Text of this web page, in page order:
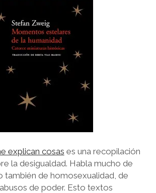
explican cosas es una recopilación
la desigualdad. Habla mucho de
también de homosexualidad, de
de poder. Esto textos